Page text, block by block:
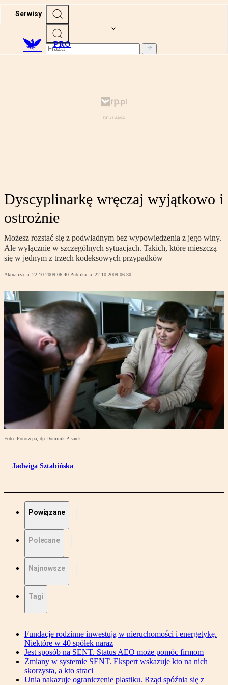
Serwisy
PRO
Dyscyplinarkę wręczaj wyjątkowo i
ostrożnie
Możesz rozstać się z podwładnym bez wypowiedzenia z jego winy.
Ale wyłącznie w szczególnych sytuacjach. Takich, które mieszczą
się w jednym z trzech kodeksowych przypadków
Aktualizacja: 22.10.2009 06:40 Publikacja: 22.10.2009 06:30
Foto: Fotorzepa, dp Dominik Pisarek
Jadwiga Sztabińska
Powiązane
Polecane
Najnowsze
Tagi
Fundacje rodzinne inwestują w nieruchomości i energetykę.
Niektóre w 40 spółek naraz
Jest sposób na SENT. Status AEO może pomóc firmom
Zmiany w systemie SENT. Ekspert wskazuje kto na nich
skorzysta, a kto straci
Unia nakazuje ograniczenie plastiku. Rząd spóźnia się z